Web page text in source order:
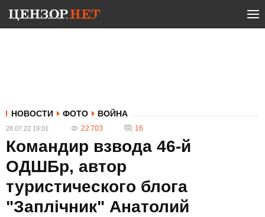
НОВОСТИ ФОТО ВОЙНА
28.07.22 19:01 22 703 16
Командир взвода 46-й
ОДШБр, автор
туристического блога
"Заплічник" Анатолий